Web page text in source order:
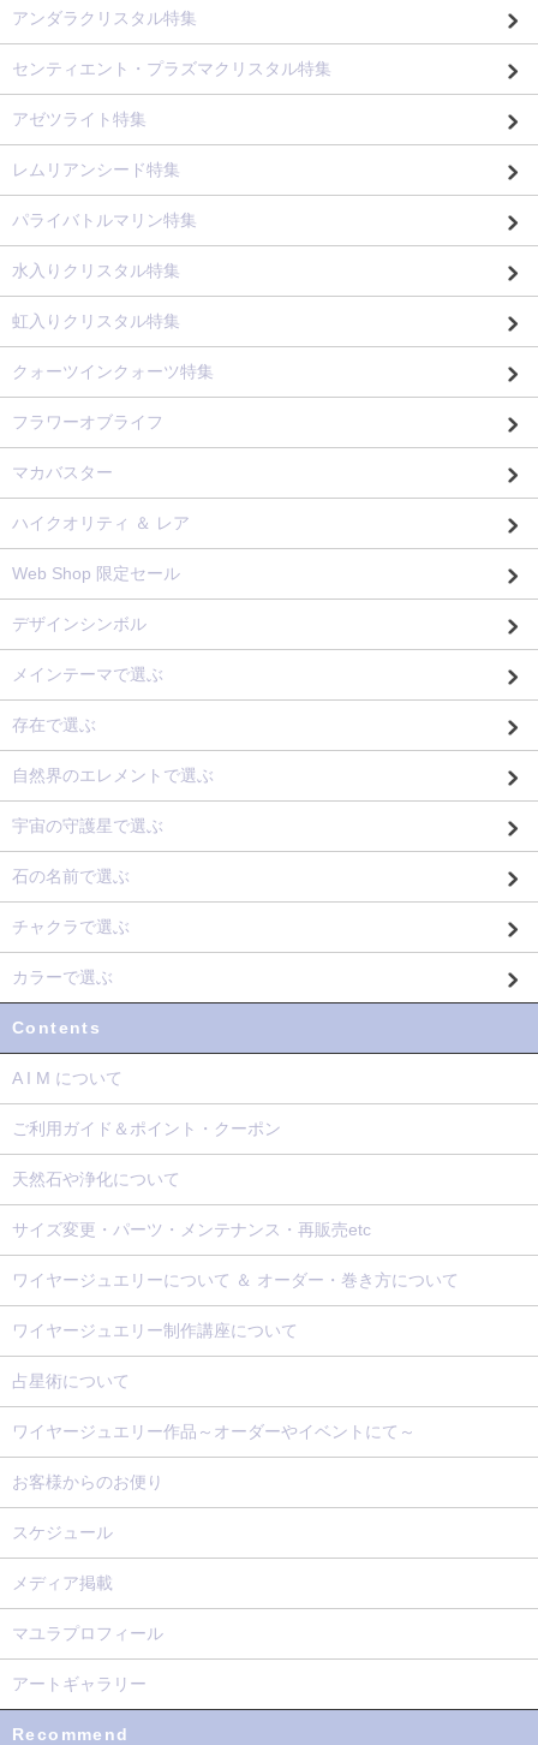
アンダラクリスタル特集
センティエント・プラズマクリスタル特集
アゼツライト特集
レムリアンシード特集
パライバトルマリン特集
水入りクリスタル特集
虹入りクリスタル特集
クォーツインクォーツ特集
フラワーオブライフ
マカバスター
ハイクオリティ ＆ レア
Web Shop 限定セール
デザインシンボル
メインテーマで選ぶ
存在で選ぶ
自然界のエレメントで選ぶ
宇宙の守護星で選ぶ
石の名前で選ぶ
チャクラで選ぶ
カラーで選ぶ
Contents
A I M について
ご利用ガイド＆ポイント・クーポン
天然石や浄化について
サイズ変更・パーツ・メンテナンス・再販売etc
ワイヤージュエリーについて ＆ オーダー・巻き方について
ワイヤージュエリー制作講座について
占星術について
ワイヤージュエリー作品～オーダーやイベントにて～
お客様からのお便り
スケジュール
メディア掲載
マユラプロフィール
アートギャラリー
Recommend